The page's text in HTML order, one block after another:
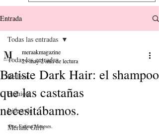
Entrada
Todas las entradas
Belleza
Fashion
Lifestyle
Meraak Girls
Todas las entradas
Batiste Dark Hair: el shampoo
que las castañas
necesitábamos.
meraakmagazine
29 may2 min de lectura
Por: Fatima Meneses.